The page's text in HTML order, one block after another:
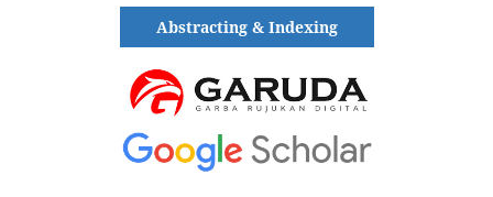
Abstracting & Indexing